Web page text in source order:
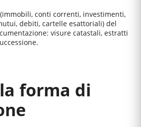
conti correnti, investimenti,
debiti, cartelle esattoriali) del
visure catastali, estratti
forma di